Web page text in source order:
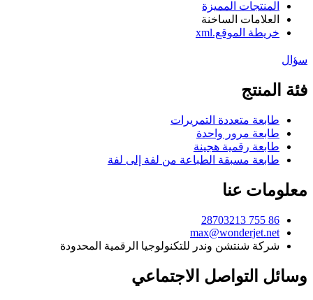
المنتجات المميزة
العلامات الساخنة
خريطة الموقع.xml
سؤال
فئة المنتج
طابعة متعددة التمريرات
طابعة مرور واحدة
طابعة رقمية هجينة
طابعة مسبقة الطباعة من لفة إلى لفة
معلومات عنا
86 755 28703213
max@wonderjet.net
شركة شنتشن وندر للتكنولوجيا الرقمية المحدودة
وسائل التواصل الاجتماعي